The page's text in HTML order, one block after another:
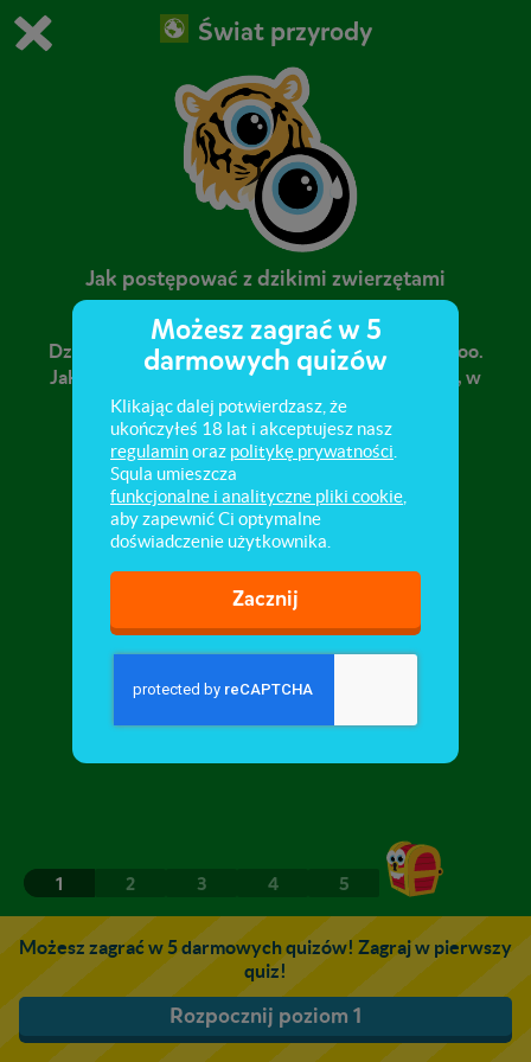
Grasz w wersję demonstracyjną Squli
Kup teraz!
0
Świat przyrody
Jak postępować z dzikimi zwierzętami
Dzikie zwierzęta żyjące w Polsce i zwierzęta w zoo.
Jak zachować się wobec dzikich zwierząt w lesie, w
parku, w zoo.
1 2 3 4 5
Możesz zagrać w 5 darmowych quizów! Zagraj w pierwszy
quiz!
Rozpocznij poziom 1
Możesz zagrać w 5
darmowych quizów
Klikając dalej potwierdzasz, że
ukończyłeś 18 lat i akceptujesz nasz
regulaminoraz politykę prywatności
Squla umieszcza
funkcjonalne i analityczne pliki cookie
aby zapewnić Ci optymalne
doświadczenie użytkownika.
Zacznij